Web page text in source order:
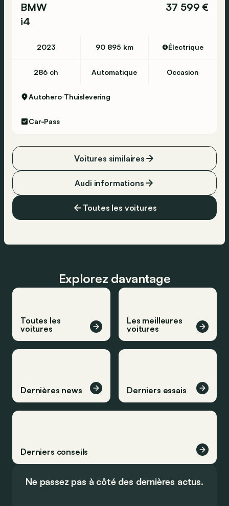
BMW
i4
37 599 €
2023 90 895 km Électrique
286 ch Automatique Occasion
Autohero Thuislevering
Car-Pass
Toutes les voitures
Audi informations
Voitures similaires
Explorez davantage
Toutes les
voitures
Les meilleures
voitures
Dernières news Derniers essais
Derniers conseils
Ne passez pas à côté des dernières actus.